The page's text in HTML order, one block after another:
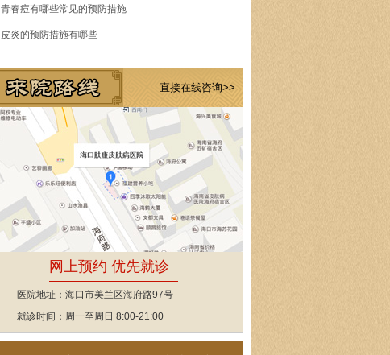
青春痘有哪些常见的预防措施
皮炎的预防措施有哪些
直接在线咨询>>
网上预约 优先就诊
医院地址：海口市美兰区海府路97号
就诊时间：周一至周日 8:00-21:00